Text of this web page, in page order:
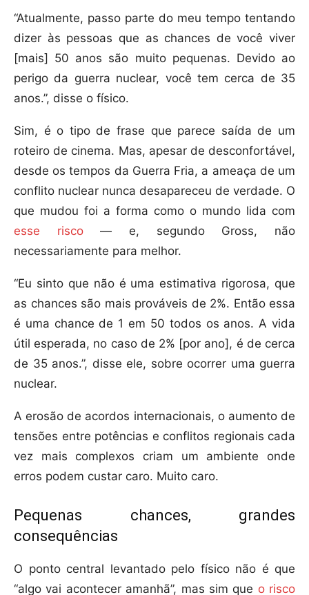
“Atualmente, passo parte do meu tempo tentando
dizer às pessoas que as chances de você viver
[mais] 50 anos são muito pequenas. Devido ao
perigo da guerra nuclear, você tem cerca de 35
anos.”, disse o físico.
Sim, é o tipo de frase que parece saída de um
roteiro de cinema. Mas, apesar de desconfortável,
desde os tempos da Guerra Fria, a ameaça de um
conflito nuclear nunca desapareceu de verdade. O
que mudou foi a forma como o mundo lida com
esse risco— e, segundo Gross, não
necessariamente para melhor.
“Eu sinto que não é uma estimativa rigorosa, que
as chances são mais prováveis de 2%. Então essa
é uma chance de 1 em 50 todos os anos. A vida
útil esperada, no caso de 2% [por ano], é de cerca
de 35 anos.”, disse ele, sobre ocorrer uma guerra
nuclear.
A erosão de acordos internacionais, o aumento de
tensões entre potências e conflitos regionais cada
vez mais complexos criam um ambiente onde
erros podem custar caro. Muito caro.
Pequenas chances, grandes
consequências
O ponto central levantado pelo físico não é que
“algo vai acontecer amanhã”, mas sim que o risco